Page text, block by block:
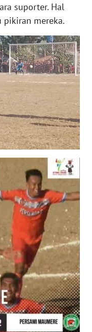
suporter. Hal
pikiran mereka.